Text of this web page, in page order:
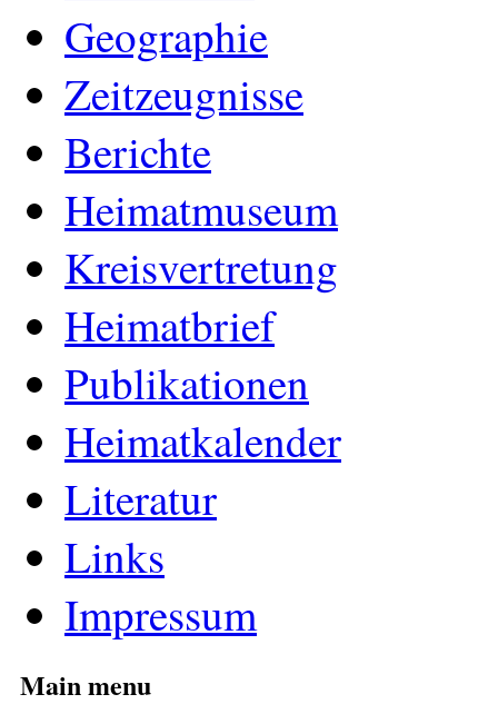
Geographie
Zeitzeugnisse
Berichte
Heimatmuseum
Kreisvertretung
Heimatbrief
Publikationen
Heimatkalender
Literatur
Links
Impressum
Main menu